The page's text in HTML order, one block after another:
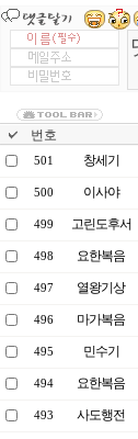
번호
501 창세기
500 이사야
499 고린도후서
498 요한복음
497 열왕기상
496 마가복음
495 민수기
494 요한복음
493 사도행전